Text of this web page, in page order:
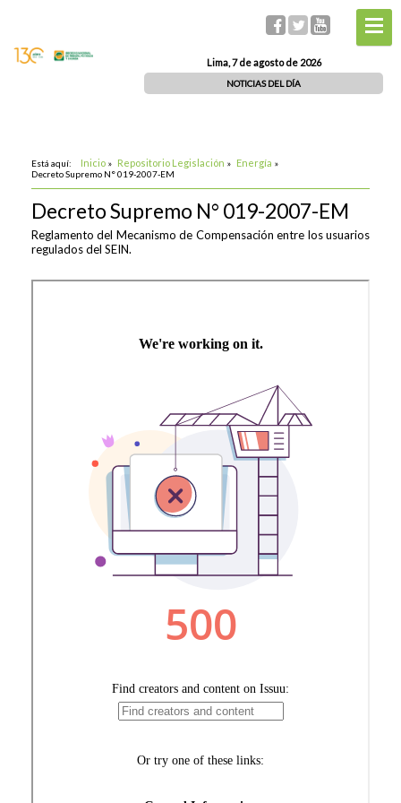
Lima, 7 de agosto de 2026
NOTICIAS DEL DÍA
Está aquí: Inicio » Repositorio Legislación » Energía »
Decreto Supremo N° 019-2007-EM
Decreto Supremo N° 019-2007-EM
Reglamento del Mecanismo de Compensación entre los usuarios
regulados del SEIN.